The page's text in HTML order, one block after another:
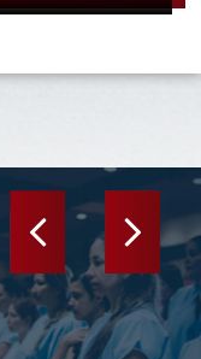
Anterior Siguiente